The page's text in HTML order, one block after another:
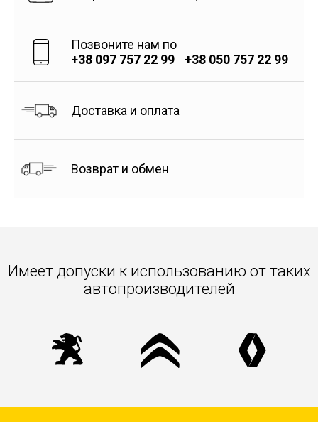
Позвоните нам по
+38 097 757 22 99
+38 050 757 22 99
Доставка и оплата
Возврат и обмен
Имеет допуски к использованию от таких
автопроизводителей